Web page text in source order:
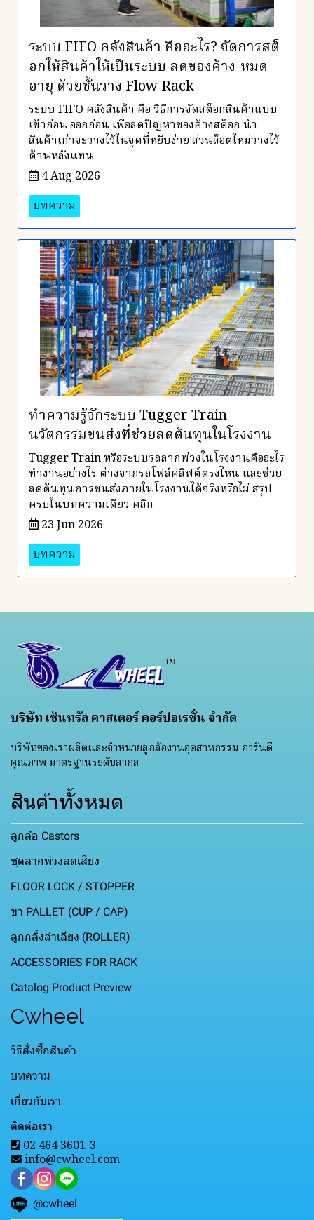
ระบบ FIFO คลังสินค้า คืออะไร? จัดการสต็
อกให้สินค้าให้เป็นระบบ ลดของค้าง-หมด
อายุ ด้วยชั้นวาง Flow Rack
ระบบ FIFO คลังสินค้า คือ วิธีการจัดสต็อกสินค้าแบบ
เข้าก่อน ออกก่อน เพื่อลดปัญหาของค้างสต็อก นำ
สินค้าเก่าจะวางไว้ในจุดที่หยิบง่าย ส่วนล็อตใหม่วางไว้
ด้านหลังแทน
4 Aug 2026
บทความ
ทำความรู้จักระบบ Tugger Train
นวัตกรรมขนส่งที่ช่วยลดต้นทุนในโรงงาน
Tugger Train หรือระบบรถลากพ่วงในโรงงานคืออะไร
ทำงานอย่างไร ต่างจากรถโฟล์คลิฟต์ตรงไหน และช่วย
ลดต้นทุนการขนส่งภายในโรงงานได้จริงหรือไม่ สรุป
ครบในบทความเดียว คลิก
23 Jun 2026
บทความ
บริษัท เซ็นทรัล คาสเตอร์ คอร์ปอเรชั่น จำกัด
บริษัทของเราผลิตและจำหน่ายลูกล้องานอุตสาหกรรม การันตี
คุณภาพ มาตรฐานระดับสากล
สินค้าทั้งหมด
ลูกล้อ Castors
ชุดลากพ่วงลดเสียง
FLOOR LOCK / STOPPER
ขา PALLET (CUP / CAP)
ลูกกลิ้งลำเลียง (ROLLER)
ACCESSORIES FOR RACK
Catalog Product Preview
Cwheel
วิธีสั่งซื้อสินค้า
บทความ
เกี่ยวกับเรา
ติดต่อเรา
02 464 3601-3
info@cwheel.com
@cwheel